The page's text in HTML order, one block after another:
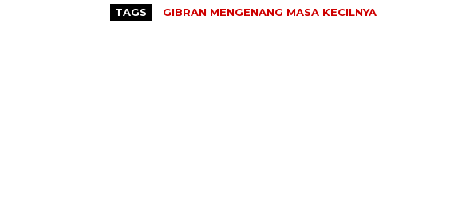
TAGS GIBRAN MENGENANG MASA KECILNYA